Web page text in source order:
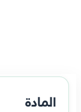
المادة